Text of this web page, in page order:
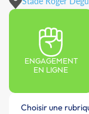
ENGAGEMENT
EN LIGNE
Choisir une